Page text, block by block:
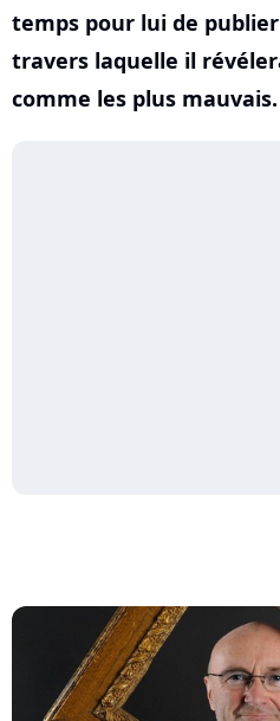
temps pour lui de
travers laquelle il
comme les plus mauvais.